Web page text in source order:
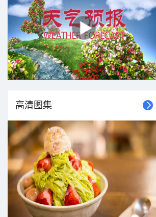
20时 21时 22时 23时 00时 01时
东北风
<3级
北风
<3级
北风
<3级
东南风
<3级 <3级
27°C 26°C 26°C 26°C 26°C 26°C
高清图集